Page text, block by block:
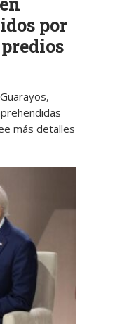
por
más detalles